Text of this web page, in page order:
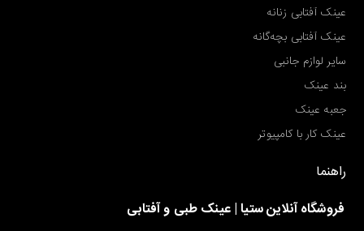
عینک آفتابی زنانه
عینک آفتابی بچه‌گانه
سایر لوازم جانبی
بند عینک
جعبه عینک
عینک کار با کامپیوتر
راهنما
فروشگاه آنلاین ستیا | عینک طبی و آفتابی